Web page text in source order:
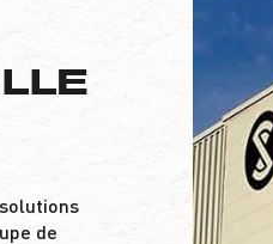
de